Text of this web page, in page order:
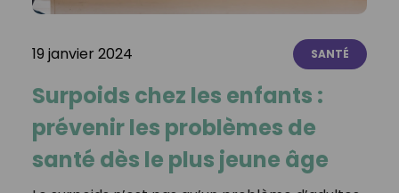
19 janvier 2024 SANTÉ
Surpoids chez les enfants :
prévenir les problèmes de
santé dès le plus jeune âge